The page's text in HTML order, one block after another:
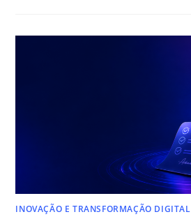
INOVAÇÃO E TRANSFORMAÇÃO DIGITAL